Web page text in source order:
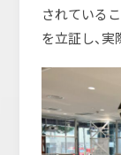
されている
を立証し、